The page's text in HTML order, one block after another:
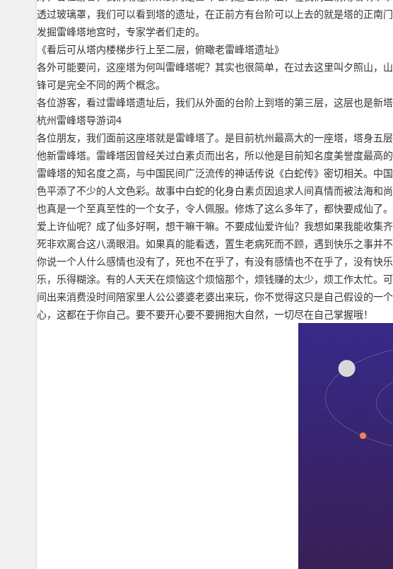
透过玻璃罩，我们可以看到塔的遗址，在正前方有台阶可以上去的就是塔的正
发掘雷峰塔地宫时，专家学者们走的。
《看后可从塔内楼梯步行上至二层，俯瞰老雷峰塔遗址》
各外可能要问，这座塔为何叫雷峰塔呢？其实也很简单，在过去这里叫夕照山
锋可是完全不同的两个概念。
各位游客，看过雷峰塔遗址后，我们从外面的台阶上到塔的第三层，这层也是新
杭州雷峰塔导游词4
各位朋友，我们面前这座塔就是雷峰塔了。是目前杭州最高大的一座塔，塔身
他新雷峰塔。雷峰塔因曾经关过白素贞而出名，所以他是目前知名度美誉度最高的
雷峰塔的知名度之高，与中国民间广泛流传的神话传说《白蛇传》密切相关。
色平添了不少的人文色彩。故事中白蛇的化身白素贞因追求人间真情而被法海
也真是一个至真至性的一个女子，令人佩服。修炼了这么多年了，都快要成仙了
爱上许仙呢？成了仙多好啊，想干嘛干嘛。不要成仙爱许仙？我想如果我能收
死非欢离合这八滴眼泪。如果真的能看透，置生老病死而不顾，遇到快乐之事并
你说一个人什么感情也没有了，死也不在乎了，有没有感情也不在乎了，没有
乐，乐得糊涂。有的人天天在烦恼这个烦恼那个，烦钱赚的太少，烦工作太忙
间出来消费没时间陪家里人公公婆婆老婆出来玩，你不觉得这只是自己假设的
心，这都在于你自己。要不要开心要不要拥抱大自然，一切尽在自己掌握哦！